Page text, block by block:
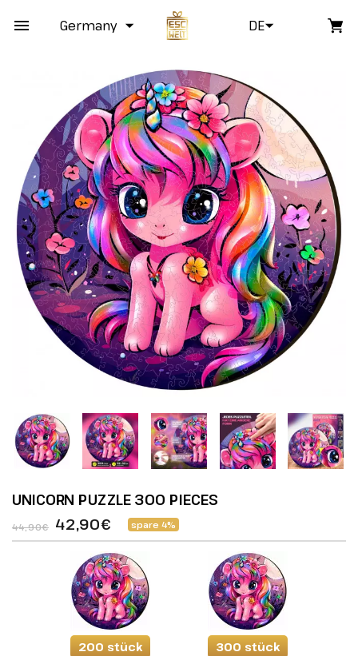
Germany DE
UNICORN PUZZLE 300 PIECES
44,90€ 42,90€ spare 4%
200 stück 300 stück